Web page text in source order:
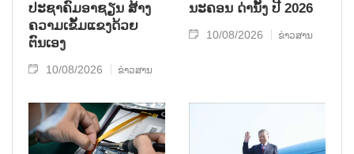
ປະຊາຄົມອາຊຽນ ສ້າງ
ຄວາມເຂັ້ມແຂງດ້ວຍ
ຕົນເອງ
10/08/2026 ຂ່າວສານ
ນະຄອນ ດ່ານັ້ງ ປີ 2026
10/08/2026 ຂ່າວສານ